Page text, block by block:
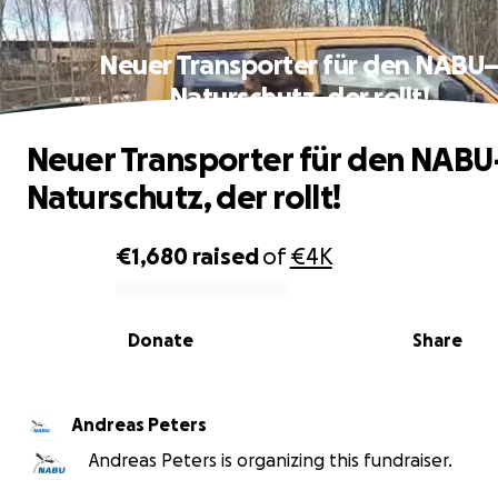
Neuer Transporter für den NABU–
Naturschutz, der rollt!
0% complete
€1,680 raisedof€4K
Share
Donate
Neuer Transporter für den
Naturschutz, der rollt!
Andreas Peters
Andreas Peters is organizing this fundraiser.